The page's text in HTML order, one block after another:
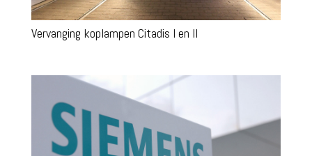
Vervanging koplampen Citadis I en II